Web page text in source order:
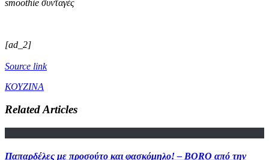
smoothie συνταγές
[ad_2]
Source link
ΚΟΥΖΙΝΑ
Related Articles
Παπαρδέλες με προσούτο και φασκόμηλο! – BORO από την